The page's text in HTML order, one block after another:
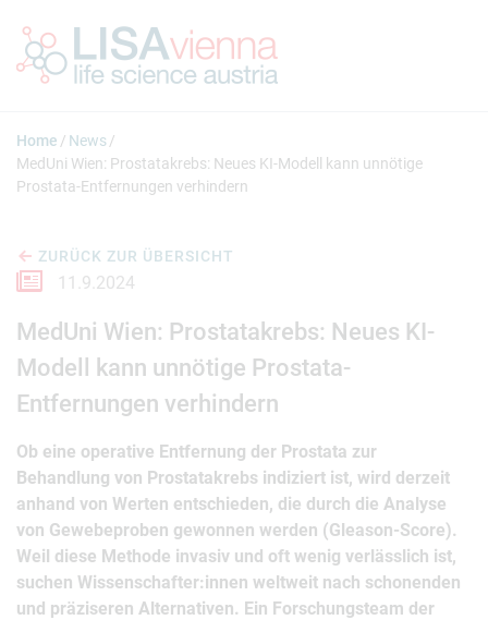
Home
News
MedUni Wien: Prostatakrebs: Neues KI-Modell kann unnötige
Prostata-Entfernungen verhindern
ZURÜCK ZUR ÜBERSICHT
11.9.2024
MedUni Wien: Prostatakrebs: Neues KI-
Modell kann unnötige Prostata-
Entfernungen verhindern
Ob eine operative Entfernung der Prostata zur
Behandlung von Prostatakrebs indiziert ist, wird derzeit
anhand von Werten entschieden, die durch die Analyse
von Gewebeproben gewonnen werden (Gleason-Score).
Weil diese Methode invasiv und oft wenig verlässlich ist,
suchen Wissenschafter:innen weltweit nach schonenden
und präziseren Alternativen. Ein Forschungsteam der